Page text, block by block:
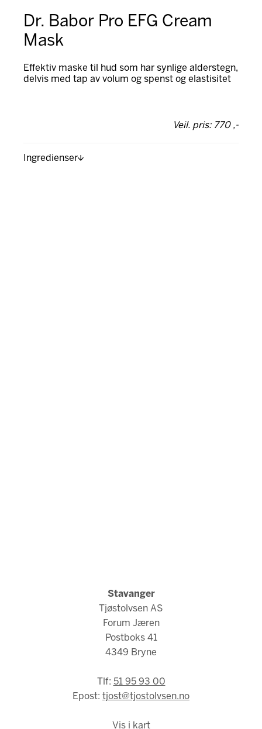
Dr. Babor Pro EFG Cream
Mask
Effektiv maske til hud som har synlige alderstegn,
delvis med tap av volum og spenst og elastisitet
Veil. pris: 770 ,-
Ingredienser
Stavanger
Tjøstolvsen AS
Forum Jæren
Postboks 41
4349 Bryne
Tlf: 51 95 93 00
Epost: tjost@tjostolvsen.no
Vis i kart